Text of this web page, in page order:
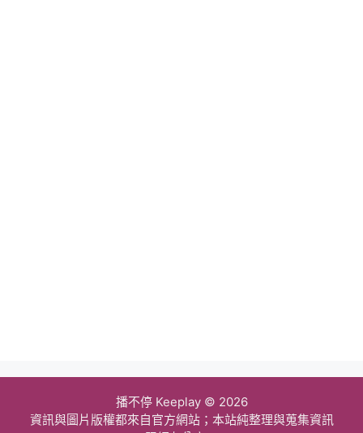
播不停 Keeplay © 2026
資訊與圖片版權都來自官方網站；本站純整理與蒐集資訊